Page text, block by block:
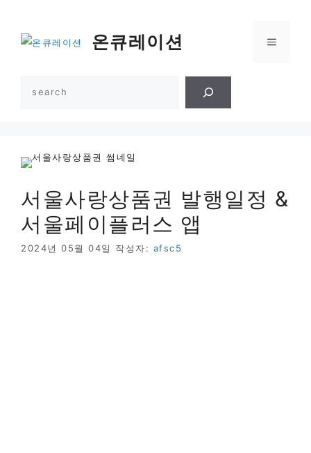
온큐레이션 메
서울사랑상품권 발행일정 &
서울페이플러스 앱
2024년 05월 04일 작성자: afsc5